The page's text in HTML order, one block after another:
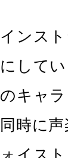
インス
にして
のキャ
同時に
ォイス